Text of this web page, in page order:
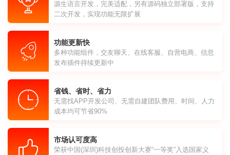
源生语言开发，完美适配，另有源码独立部署版，支持
二次开发，实现功能无限扩展
功能更新快
多种功能组件，交友聊天、在线客服、自营电商、信息
发布插件持续更新中
省钱、省时、省力
无需找APP开发公司、无需自建团队费用、时间、人力
成本均可节省90%
市场认可度高
荣获中国(深圳)科技创投创新大赛“一等奖”入选国家义